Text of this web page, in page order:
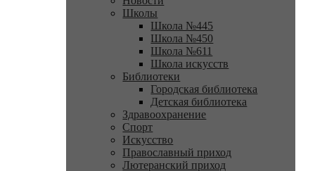
Школы
Школа №445
Школа №450
Школа №611
Школа искусств
Библиотеки
Городская библиотека
Детская библиотека
Здравоохранение
Спорт
Искусство
Православный приход
Лютеранский приход